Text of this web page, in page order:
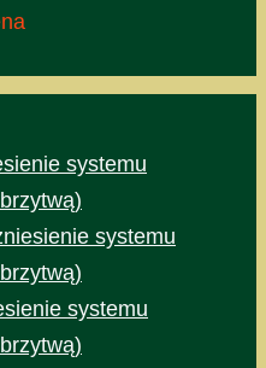
systemu
systemu
systemu